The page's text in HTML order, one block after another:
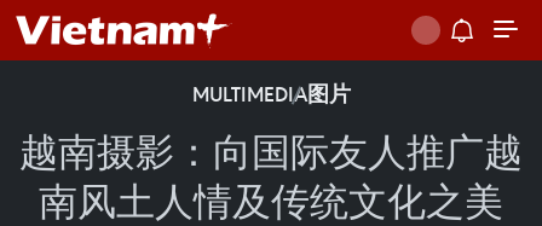
MULTIMEDIA图片
越南摄影：向国际友人推广越
南风土人情及传统文化之美